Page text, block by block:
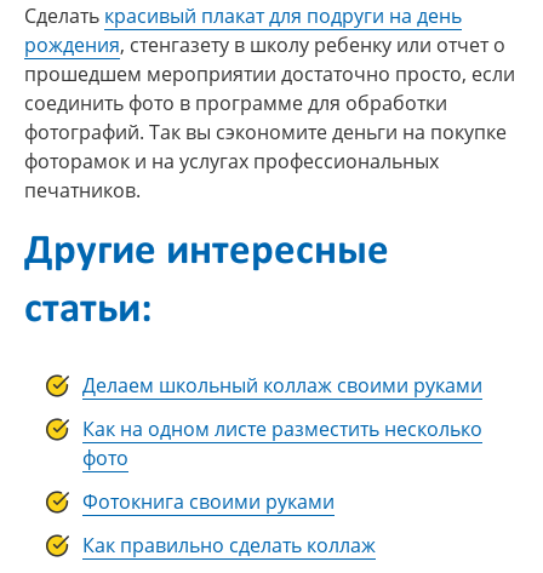
Сделать красивый плакат для подруги на день
рождения, стенгазету в школу ребенку или отчет о
прошедшем мероприятии достаточно просто, если
соединить фото в программе для обработки
фотографий. Так вы сэкономите деньги на покупке
фоторамок и на услугах профессиональных
печатников.
Другие интересные
статьи:
Делаем школьный коллаж своими руками
Как на одном листе разместить несколько
фото
Фотокнига своими руками
Как правильно сделать коллаж